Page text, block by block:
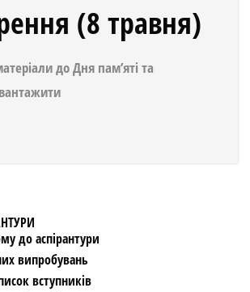
(8 травня)
до Дня пам’яті та
до аспірантури
випробувань
вступників